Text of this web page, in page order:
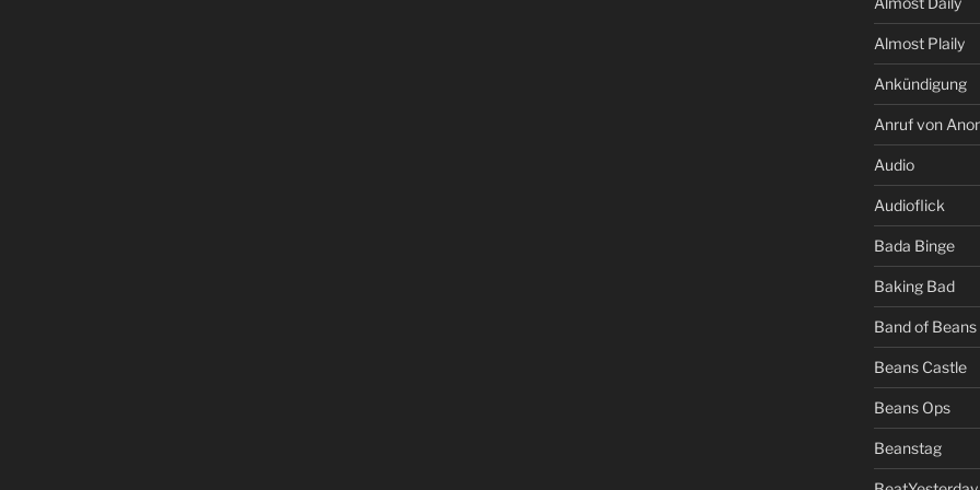
Almost Plaily
Ankündigung
Anruf von
Audio
Audioflick
Bada Binge
Baking Bad
Band of Beans
Beans Castle
Beans Ops
Beanstag